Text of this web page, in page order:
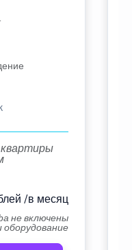
/в месяц
не включены
оборудование